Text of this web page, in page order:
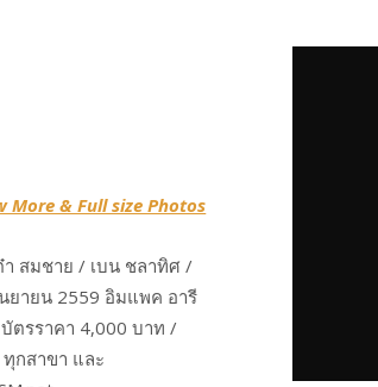
More & Full size Photos
สมชาย / เบน ชลาทิศ /
ยายน 2559 อิมแพค อารี
ตรราคา 4,000 บาท /
กสาขา และ